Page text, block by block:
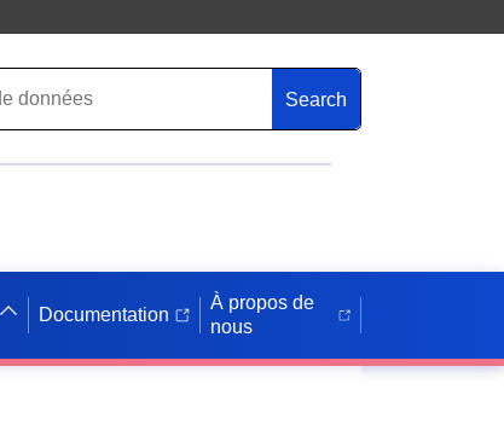
Search
Documentation
À propos de
nous